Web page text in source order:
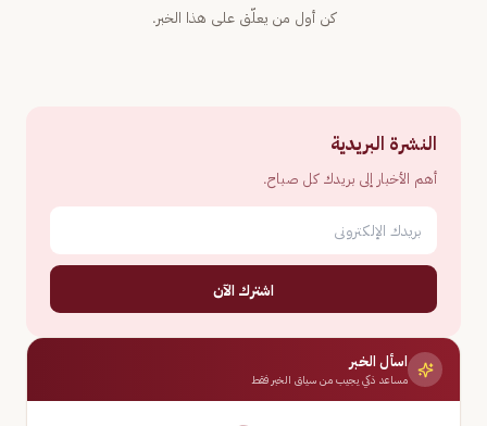
كن أول من يعلّق على هذا الخبر.
النشرة البريدية
أهم الأخبار إلى بريدك كل صباح.
اشترك الآن
اسأل الخبر
مساعد ذكي يجيب من سياق الخبر فقط